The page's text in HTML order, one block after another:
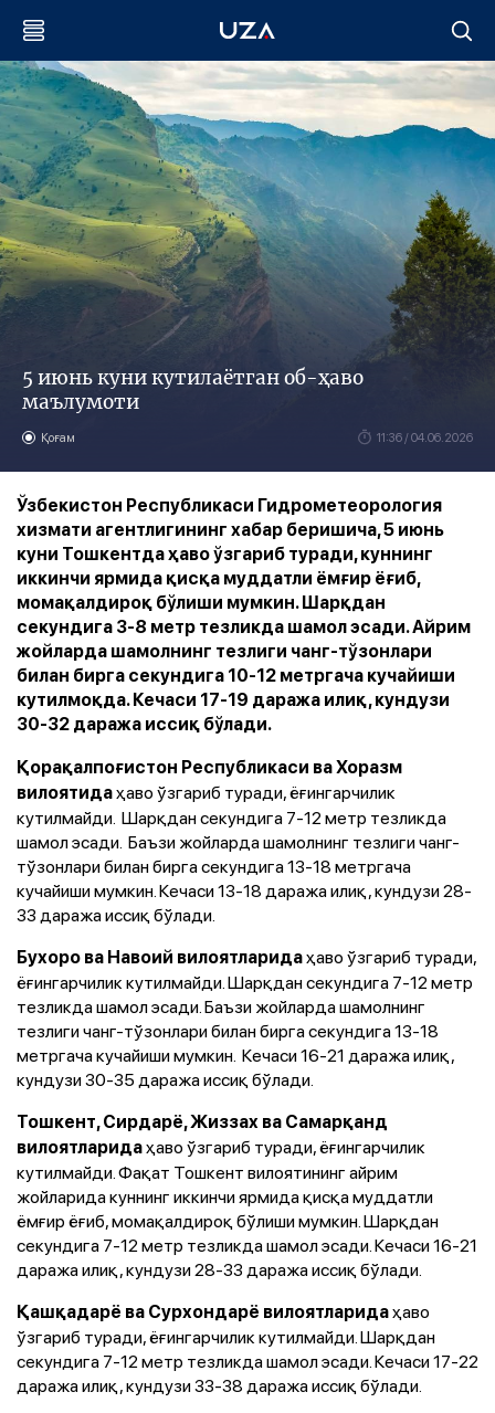
5 июнь куни кутилаётган об-ҳаво
маълумоти
Қоғам 11:36 / 04.06.2026
Ўзбекистон Республикаси Гидрометеорология
хизмати агентлигининг хабар беришича, 5 июнь
куни Тошкентда ҳаво ўзгариб туради, куннинг
иккинчи ярмида қисқа муддатли ёмғир ёғиб,
момақалдироқ бўлиши мумкин. Шарқдан
секундига 3-8 метр тезликда шамол эсади. Айрим
жойларда шамолнинг тезлиги чанг-тўзонлари
билан бирга секундига 10-12 метргача кучайиши
кутилмоқда. Кечаси 17-19 даража илиқ, кундузи
30-32 даража иссиқ бўлади.
Қорақалпоғистон Республикаси ва Хоразм
вилоятидаҳаво ўзгариб туради, ёғингарчилик
кутилмайди. Шарқдан секундига 7-12 метр тезликда
шамол эсади. Баъзи жойларда шамолнинг тезлиги чанг-
тўзонлари билан бирга секундига 13-18 метргача
кучайиши мумкин. Кечаси 13-18 даража илиқ, кундузи 28-
33 даража иссиқ бўлади.
Бухоро ва Навоий вилоятларидаҳаво ўзгариб туради,
ёғингарчилик кутилмайди. Шарқдан секундига 7-12 метр
тезликда шамол эсади. Баъзи жойларда шамолнинг
тезлиги чанг-тўзонлари билан бирга секундига 13-18
метргача кучайиши мумкин. Кечаси 16-21 даража илиқ,
кундузи 30-35 даража иссиқ бўлади.
Тошкент, Сирдарё, Жиззах ва Самарқанд
вилоятларидаҳаво ўзгариб туради, ёғингарчилик
кутилмайди. Фақат Тошкент вилоятининг айрим
жойларида куннинг иккинчи ярмида қисқа муддатли
ёмғир ёғиб, момақалдироқ бўлиши мумкин. Шарқдан
секундига 7-12 метр тезликда шамол эсади. Кечаси 16-21
даража илиқ, кундузи 28-33 даража иссиқ бўлади.
Қашқадарё ва Сурхондарё вилоятларидаҳаво
ўзгариб туради, ёғингарчилик кутилмайди. Шарқдан
секундига 7-12 метр тезликда шамол эсади. Кечаси 17-22
даража илиқ, кундузи 33-38 даража иссиқ бўлади.